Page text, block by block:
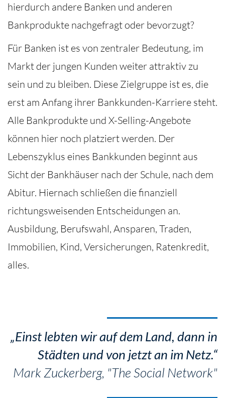
hierdurch andere Banken und anderen
Bankprodukte nachgefragt oder bevorzugt?
Für Banken ist es von zentraler Bedeutung, im
Markt der jungen Kunden weiter attraktiv zu
sein und zu bleiben. Diese Zielgruppe ist es, die
erst am Anfang ihrer Bankkunden-Karriere steht.
Alle Bankprodukte und X-Selling-Angebote
können hier noch platziert werden. Der
Lebenszyklus eines Bankkunden beginnt aus
Sicht der Bankhäuser nach der Schule, nach dem
Abitur. Hiernach schließen die finanziell
richtungsweisenden Entscheidungen an.
Ausbildung, Berufswahl, Ansparen, Traden,
Immobilien, Kind, Versicherungen, Ratenkredit,
alles.
„Einst lebten wir auf dem Land, dann in
Städten und von jetzt an im Netz.“
Mark Zuckerberg, "The Social Network"